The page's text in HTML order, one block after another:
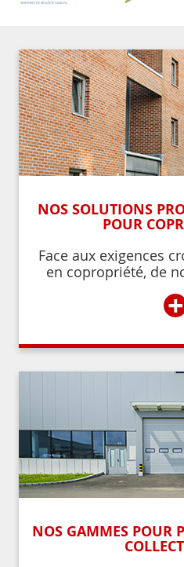
NOS SOLUTIONS
POUR
Face aux exigences
en copropriété, de
l’accès à l’immeuble
personnes
+
NOS GAMMES POUR